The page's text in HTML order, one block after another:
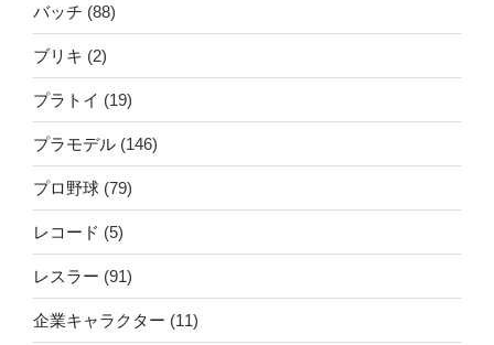
バッチ (88)
ブリキ (2)
プラトイ (19)
プラモデル (146)
プロ野球 (79)
レコード (5)
レスラー (91)
企業キャラクター (11)